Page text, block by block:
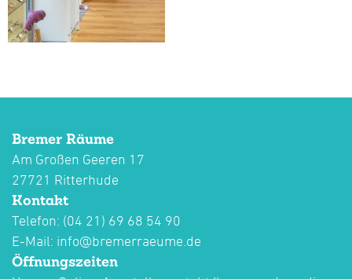
Bremer Räume
Am Großen Geeren 17
27721 Ritterhude
Kontakt
Telefon: (04 21) 69 68 54 90
E-Mail: info@bremerraeume.de
Öffnungszeiten